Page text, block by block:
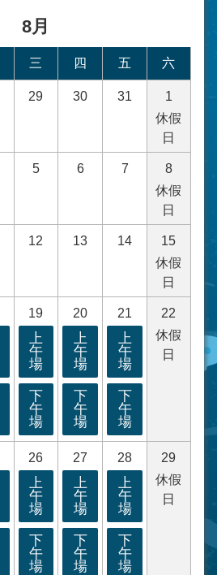
8月
三 四 五 六
29 30 31
1
休假
日
5 6 7
8
休假
日
12 13 14
15
休假
日
19
上
午
場
下
午
場
20
上
午
場
下
午
場
21
上
午
場
下
午
場
22
休假
日
26
上
午
場
下
午
場
27
上
午
場
下
午
場
28
上
午
場
下
午
場
29
休假
日